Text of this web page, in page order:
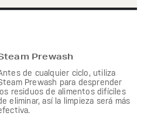
Prewash
de cualquier ciclo, utiliza
Prewash para desprender
los residuos de alimentos difíciles
eliminar, así la limpieza será más